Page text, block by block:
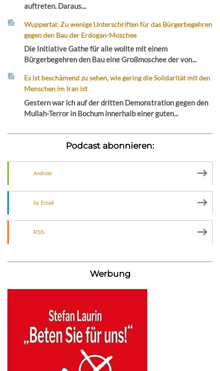
auftreten. Daraus...
Wuppertal: Zu wenige Unterschriften für das Bürgerbegehren
gegen den Bau der Erdogan-Moschee
Die Initiative Gathe für alle wollte mit einem
Bürgerbegehren den Bau eine Großmoschee der von...
Es ist beschämend zu sehen, wie gering die Solidarität mit den
Menschen im Iran ist
Gestern war ich auf der dritten Demonstration gegen den
Mullah-Terror in Bochum innerhalb einer guten...
Podcast abonnieren:
Android
by Email
RSS
Werbung